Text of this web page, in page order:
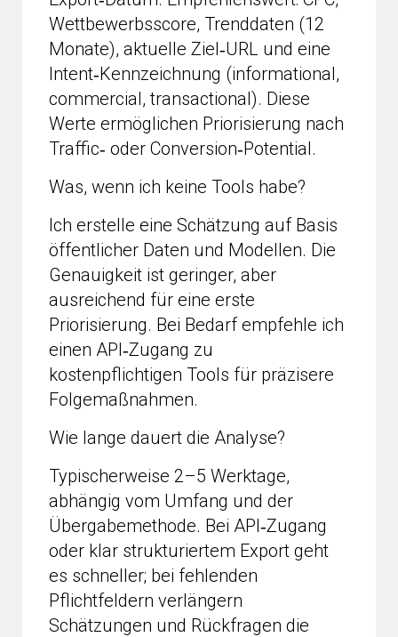
Wettbewerbsscore, Trenddaten (12
Monate), aktuelle Ziel‑URL und eine
Intent‑Kennzeichnung (informational,
commercial, transactional). Diese
Werte ermöglichen Priorisierung nach
Traffic‑ oder Conversion‑Potential.
Was, wenn ich keine Tools habe?
Ich erstelle eine Schätzung auf Basis
öffentlicher Daten und Modellen. Die
Genauigkeit ist geringer, aber
ausreichend für eine erste
Priorisierung. Bei Bedarf empfehle ich
einen API‑Zugang zu
kostenpflichtigen Tools für präzisere
Folgemaßnahmen.
Wie lange dauert die Analyse?
Typischerweise 2–5 Werktage,
abhängig vom Umfang und der
Übergabemethode. Bei API‑Zugang
oder klar strukturiertem Export geht
es schneller; bei fehlenden
Pflichtfeldern verlängern
Schätzungen und Rückfragen die